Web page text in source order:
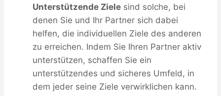
Unterstützende Ziele sind solche, bei
denen Sie und Ihr Partner sich dabei
helfen, die individuellen Ziele des anderen
zu erreichen. Indem Sie Ihren Partner aktiv
unterstützen, schaffen Sie ein
unterstützendes und sicheres Umfeld, in
dem jeder seine Ziele verwirklichen kann.